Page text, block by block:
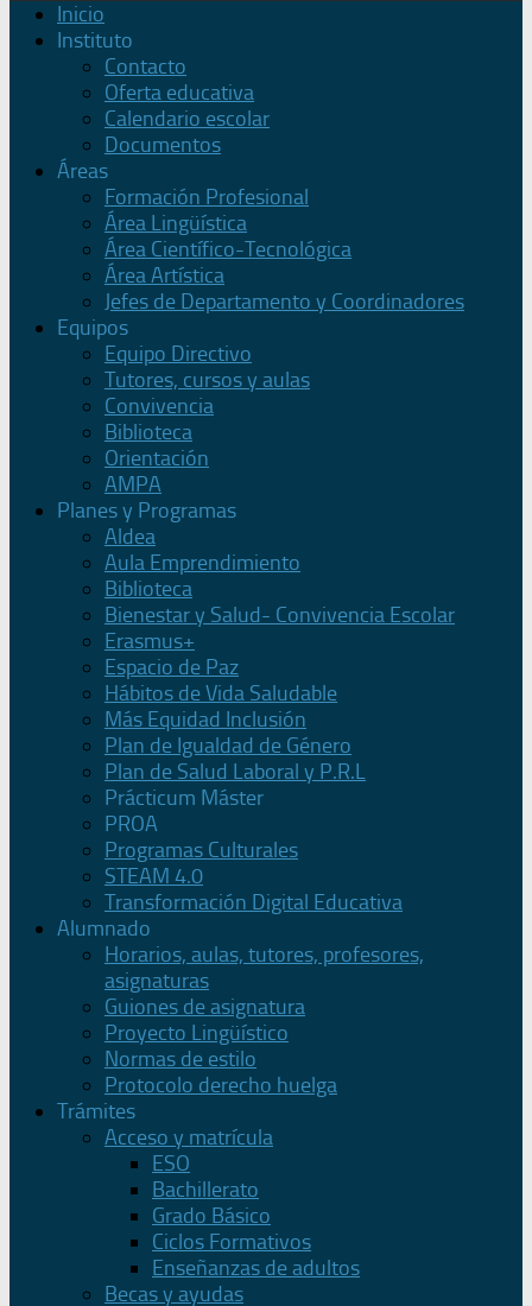
Inicio
Instituto
Contacto
Oferta educativa
Calendario escolar
Documentos
Áreas
Formación Profesional
Área Lingüística
Área Científico-Tecnológica
Área Artística
Jefes de Departamento y Coordinadores
Equipos
Equipo Directivo
Tutores, cursos y aulas
Convivencia
Biblioteca
Orientación
AMPA
Planes y Programas
Aldea
Aula Emprendimiento
Biblioteca
Bienestar y Salud- Convivencia Escolar
Erasmus+
Espacio de Paz
Hábitos de Vida Saludable
Más Equidad Inclusión
Plan de Igualdad de Género
Plan de Salud Laboral y P.R.L
Prácticum Máster
PROA
Programas Culturales
STEAM 4.0
Transformación Digital Educativa
Alumnado
Horarios, aulas, tutores, profesores,
asignaturas
Guiones de asignatura
Proyecto Lingüístico
Normas de estilo
Protocolo derecho huelga
Trámites
Acceso y matrícula
ESO
Bachillerato
Grado Básico
Ciclos Formativos
Enseñanzas de adultos
Becas y ayudas